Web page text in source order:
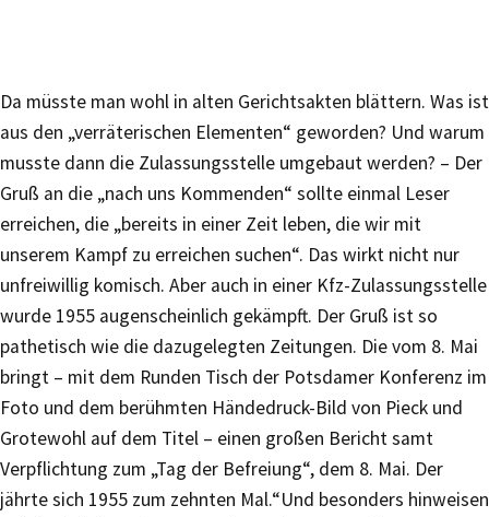
Da müsste man wohl in alten Gerichtsakten blättern. Was ist
aus den „verräterischen Elementen“ geworden? Und warum
musste dann die Zulassungsstelle umgebaut werden? – Der
Gruß an die „nach uns Kommenden“ sollte einmal Leser
erreichen, die „bereits in einer Zeit leben, die wir mit
unserem Kampf zu erreichen suchen“. Das wirkt nicht nur
unfreiwillig komisch. Aber auch in einer Kfz-Zulassungsstelle
wurde 1955 augenscheinlich gekämpft. Der Gruß ist so
pathetisch wie die dazugelegten Zeitungen. Die vom 8. Mai
bringt – mit dem Runden Tisch der Potsdamer Konferenz im
Foto und dem berühmten Händedruck-Bild von Pieck und
Grotewohl auf dem Titel – einen großen Bericht samt
Verpflichtung zum „Tag der Befreiung“, dem 8. Mai. Der
jährte sich 1955 zum zehnten Mal.“Und besonders hinweisen